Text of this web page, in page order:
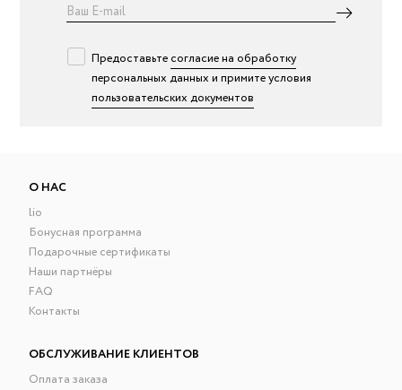
Предоставьте согласие на обработку
персональных данных и примите условия
пользовательских документов
О НАС
lio
Бонусная программа
Подарочные сертификаты
Наши партнёры
FAQ
Контакты
ОБСЛУЖИВАНИЕ КЛИЕНТОВ
Оплата заказа